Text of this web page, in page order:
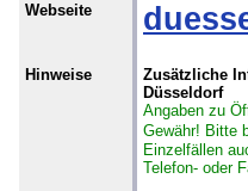
Webseite
Hinweise
Zusätzliche
Düsseldorf
Angaben zu
Gewähr! Bitte
Einzelfällen
Telefon- oder